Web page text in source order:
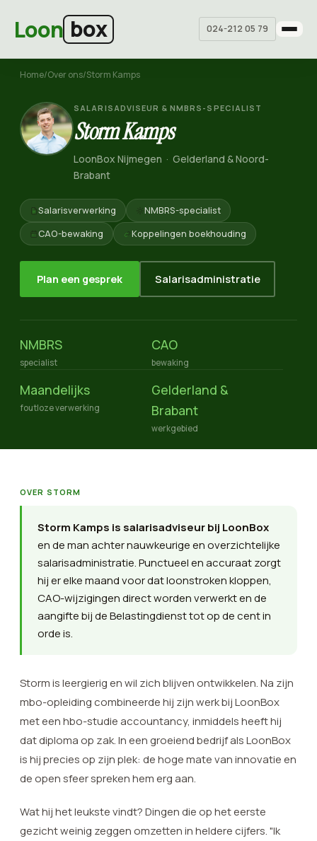
Loon box 024-212 05 79
Home/Over ons/Storm Kamps
SALARISADVISEUR & NMBRS-SPECIALIST
Storm Kamps
LoonBox Nijmegen · Gelderland & Noord-
Brabant
Salarisverwerking
NMBRS-specialist
CAO-bewaking
Koppelingen boekhouding
Plan een gesprek Salarisadministratie
NMBRS
specialist
CAO
bewaking
Maandelijks
foutloze verwerking
Gelderland &
Brabant
werkgebied
OVER STORM
Storm Kamps is salarisadviseur bij LoonBox
en de man achter nauwkeurige en overzichtelijke
salarisadministratie. Punctueel en accuraat zorgt
hij er elke maand voor dat loonstroken kloppen,
CAO-wijzigingen direct worden verwerkt en de
aangifte bij de Belastingdienst tot op de cent in
orde is.
Storm is leergierig en wil zich blijven ontwikkelen. Na zijn
mbo-opleiding combineerde hij zijn werk bij LoonBox
met een hbo-studie accountancy, inmiddels heeft hij
dat diploma op zak. In een groeiend bedrijf als LoonBox
is hij precies op zijn plek: de hoge mate van innovatie en
de open sfeer spreken hem erg aan.
Wat hij het leukste vindt? Dingen die op het eerste
gezicht weinig zeggen omzetten in heldere cijfers. "Ik